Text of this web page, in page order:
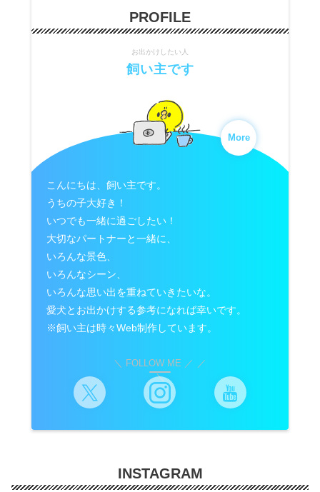
PROFILE
お出かけしたい人
飼い主です
More
こんにちは、飼い主です。
うちの子大好き！
いつでも一緒に過ごしたい！
大切なパートナーと一緒に、
いろんな景色、
いろんなシーン、
いろんな思い出を重ねていきたいな。
愛犬とお出かけする参考になれば幸いです。
※飼い主は時々Web制作しています。
＼ FOLLOW ME ／
INSTAGRAM